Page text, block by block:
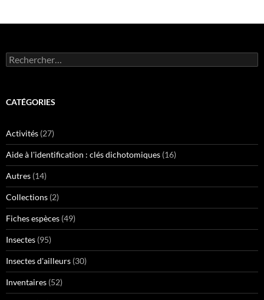
Rechercher :
CATÉGORIES
Activités (27)
Aide à l'identification : clés dichotomiques (16)
Autres (14)
Collections (2)
Fiches espèces (49)
Insectes (95)
Insectes d'ailleurs (30)
Inventaires (52)